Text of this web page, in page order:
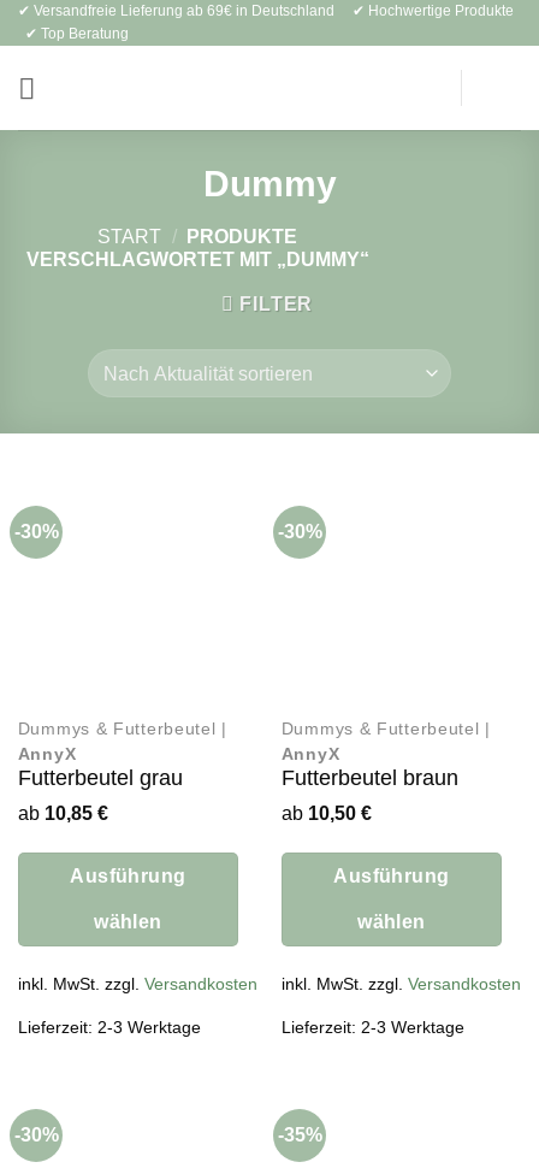
Zum
Inhalt
springen
✔ Versandfreie Lieferung ab 69€ in Deutschland ✔ Hochwertige Produkte
✔ Top Beratung
Dummy
START /
PRODUKTE
VERSCHLAGWORTET MIT „DUMMY“
FILTER
-30%
Dummys & Futterbeutel |
AnnyX
Futterbeutel grau
ab 10,85 €
Ausführung
wählen
Produkt
mehrere
Die
Optionen
können
inkl. MwSt. zzgl. Versandkosten
Lieferzeit: 2-3 Werktage
-30%
Dummys & Futterbeutel |
AnnyX
Futterbeutel braun
ab 10,50 €
Ausführung
wählen
Produkt
mehrere
Die
Optionen
können
inkl. MwSt. zzgl. Versandkosten
Lieferzeit: 2-3 Werktage
-30% -35%